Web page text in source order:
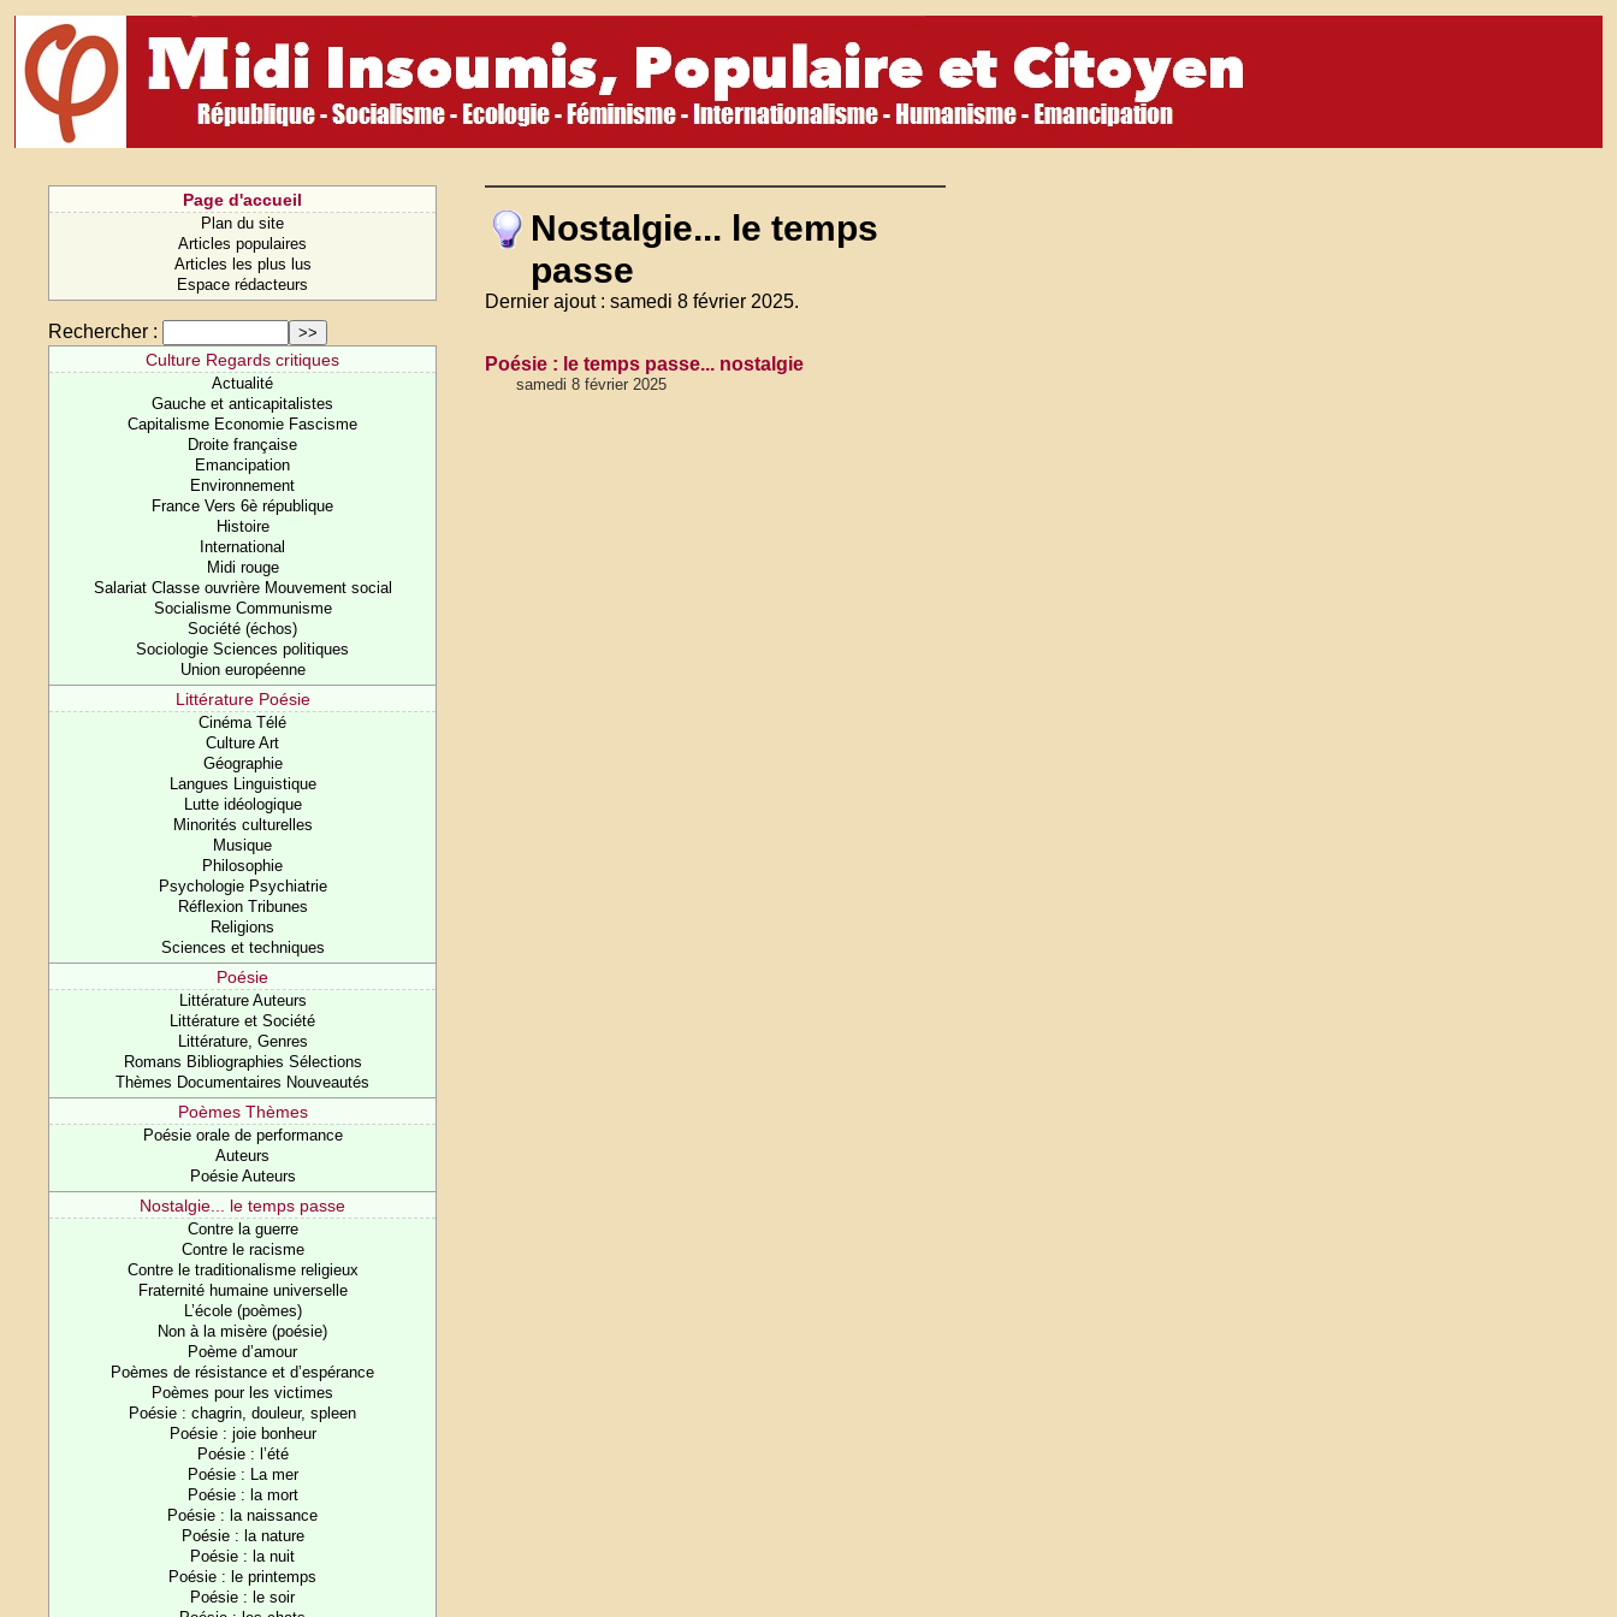
Page d'accueil
Plan du site
Articles populaires
Articles les plus lus
Espace rédacteurs
Rechercher :
Culture Regards critiques
Actualité
Gauche et anticapitalistes
Capitalisme Economie Fascisme
Droite française
Emancipation
Environnement
France Vers 6è république
Histoire
International
Midi rouge
Salariat Classe ouvrière Mouvement social
Socialisme Communisme
Société (échos)
Sociologie Sciences politiques
Union européenne
Littérature Poésie
Cinéma Télé
Culture Art
Géographie
Langues Linguistique
Lutte idéologique
Minorités culturelles
Musique
Philosophie
Psychologie Psychiatrie
Réflexion Tribunes
Religions
Sciences et techniques
Poésie
Littérature Auteurs
Littérature et Société
Littérature, Genres
Romans Bibliographies Sélections
Thèmes Documentaires Nouveautés
Poèmes Thèmes
Poésie orale de performance
Auteurs
Poésie Auteurs
Nostalgie... le temps passe
Contre la guerre
Contre le racisme
Contre le traditionalisme religieux
Fraternité humaine universelle
L’école (poèmes)
Non à la misère (poésie)
Poème d’amour
Poèmes de résistance et d’espérance
Poèmes pour les victimes
Poésie : chagrin, douleur, spleen
Poésie : joie bonheur
Poésie : l’été
Poésie : La mer
Poésie : la mort
Poésie : la naissance
Poésie : la nature
Poésie : la nuit
Poésie : le printemps
Poésie : le soir
Nostalgie... le temps
passe
Dernier ajout : samedi 8 février 2025.
Poésie : le temps passe... nostalgie
samedi 8 février 2025